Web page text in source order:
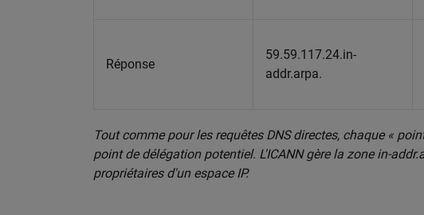
Réponse
59.59.117.24.in-
addr.arpa.
Tout comme pour les requêtes DNS directes, chaque «
point de délégation potentiel. L'ICANN gère la zone in-
propriétaires d'un espace IP.